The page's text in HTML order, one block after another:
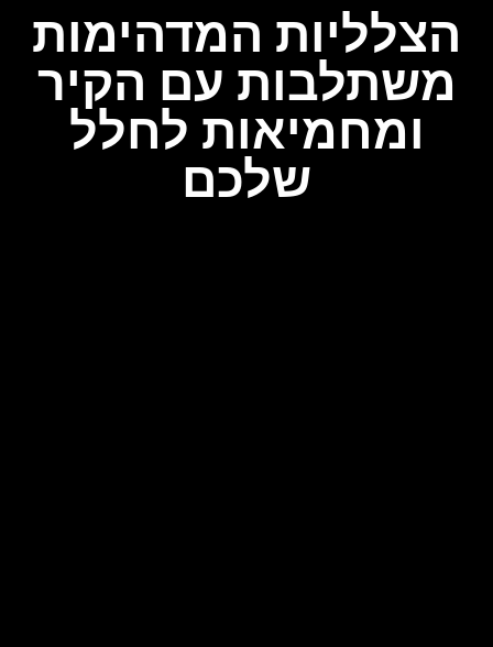
הצלליות המדהימות
משתלבות עם הקיר
ומחמיאות לחלל
שלכם